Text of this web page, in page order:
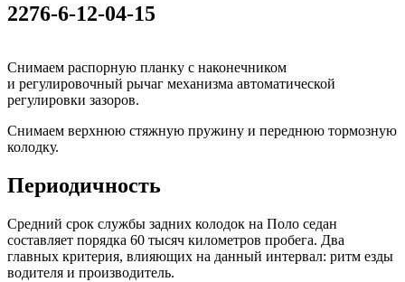
2276-6-12-04-15
Снимаем распорную планку с наконечником
и регулировочный рычаг механизма автоматической
регулировки зазоров.
Снимаем верхнюю стяжную пружину и переднюю тормозную
колодку.
Периодичность
Средний срок службы задних колодок на Поло седан
составляет порядка 60 тысяч километров пробега. Два
главных критерия, влияющих на данный интервал: ритм езды
водителя и производитель.